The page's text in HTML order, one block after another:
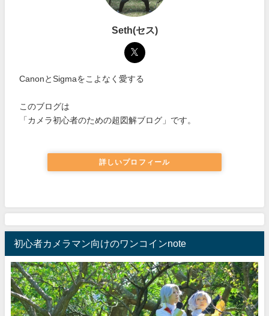
Seth(セス)
CanonとSigmaをこよなく愛する
このブログは
「カメラ初心者のための超図解ブログ」です。
詳しいプロフィール
初心者カメラマン向けのワンコインnote